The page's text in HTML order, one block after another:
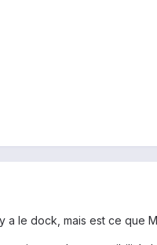
a le dock, mais est ce que